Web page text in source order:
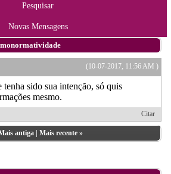
Pesquisar
Novas Mensagens
(10-07-2017, 11:56 AM )
sido sua intenção, só quis
mesmo.
Citar
antiga| Mais recente»